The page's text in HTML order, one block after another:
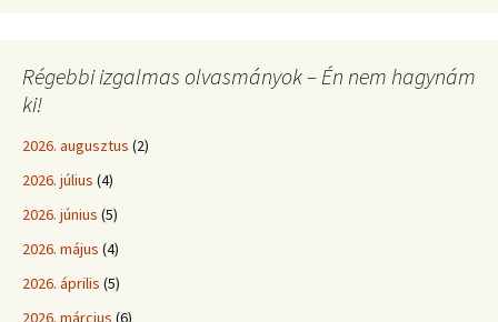
Régebbi izgalmas olvasmányok – Én nem hagynám
ki!
2026. augusztus (2)
2026. július (4)
2026. június (5)
2026. május (4)
2026. április (5)
2026. március (6)